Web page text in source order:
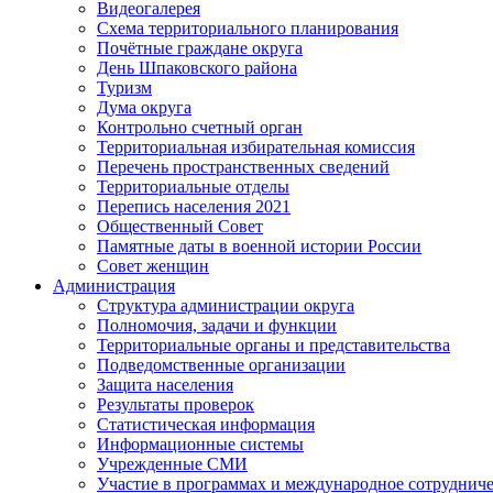
Видеогалерея
Схема территориального планирования
Почётные граждане округа
День Шпаковского района
Туризм
Дума округа
Контрольно счетный орган
Территориальная избирательная комиссия
Перечень пространственных сведений
Территориальные отделы
Перепись населения 2021
Общественный Совет
Памятные даты в военной истории России
Совет женщин
Администрация
Структура администрации округа
Полномочия, задачи и функции
Территориальные органы и представительства
Подведомственные организации
Защита населения
Результаты проверок
Статистическая информация
Информационные системы
Учрежденные СМИ
Участие в программах и международное